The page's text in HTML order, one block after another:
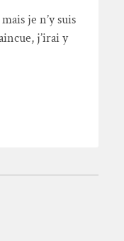
je n’y suis
j’irai y